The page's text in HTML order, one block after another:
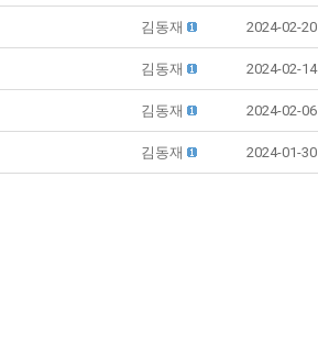
김동재 2024-02-20
김동재 2024-02-14
김동재 2024-02-06
김동재 2024-01-30